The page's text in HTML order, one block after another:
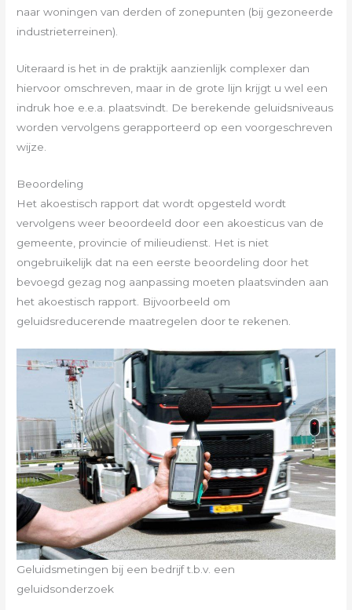
naar woningen van derden of zonepunten (bij gezoneerde
industrieterreinen).
Uiteraard is het in de praktijk aanzienlijk complexer dan
hiervoor omschreven, maar in de grote lijn krijgt u wel een
indruk hoe e.e.a. plaatsvindt. De berekende geluidsniveaus
worden vervolgens gerapporteerd op een voorgeschreven
wijze.
Beoordeling
Het akoestisch rapport dat wordt opgesteld wordt
vervolgens weer beoordeeld door een akoesticus van de
gemeente, provincie of milieudienst. Het is niet
ongebruikelijk dat na een eerste beoordeling door het
bevoegd gezag nog aanpassing moeten plaatsvinden aan
het akoestisch rapport. Bijvoorbeeld om
geluidsreducerende maatregelen door te rekenen.
Geluidsmetingen bij een bedrijf t.b.v. een
geluidsonderzoek